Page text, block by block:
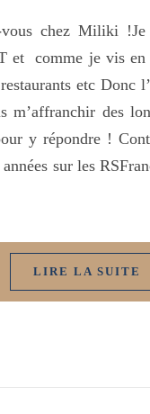
chez Miliki
et comme je vis en
etc Donc
m’affranchir des
y répondre !
sur les
LIRE LA SUITE